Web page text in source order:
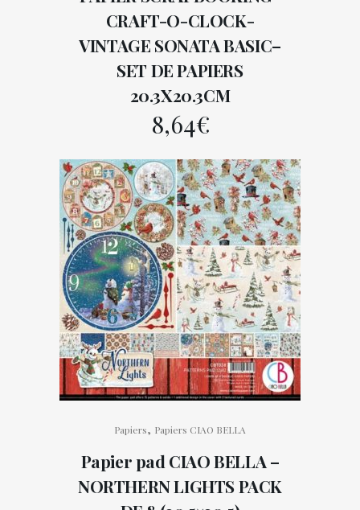
CRAFT-O-CLOCK-
VINTAGE SONATA BASIC–
SET DE PAPIERS
20.3X20.3CM
8,64€
Papiers, Papiers CIAO BELLA
Papier pad CIAO BELLA –
NORTHERN LIGHTS PACK